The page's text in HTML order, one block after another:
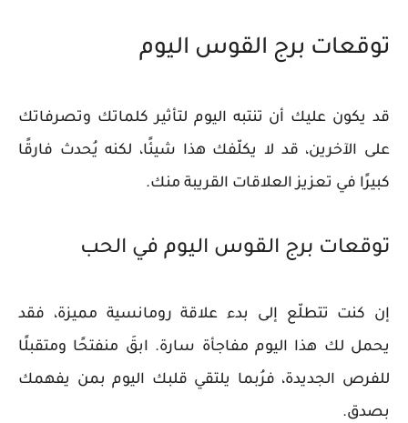
توقعات برج القوس اليوم
قد يكون عليك أن تنتبه اليوم لتأثير كلماتك وتصرفاتك
على الآخرين، قد لا يكلّفك هذا شيئًا، لكنه يُحدث فارقًا
كبيرًا في تعزيز العلاقات القريبة منك.
توقعات برج القوس اليوم في الحب
إن كنت تتطلّع إلى بدء علاقة رومانسية مميزة، فقد
يحمل لك هذا اليوم مفاجأة سارة. ابقَ منفتحًا ومتقبلًا
للفرص الجديدة، فرُبما يلتقي قلبك اليوم بمن يفهمك
بصدق.